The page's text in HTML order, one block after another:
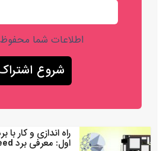
اطلاعات شما
اول: معرفی برد AI Sipeed